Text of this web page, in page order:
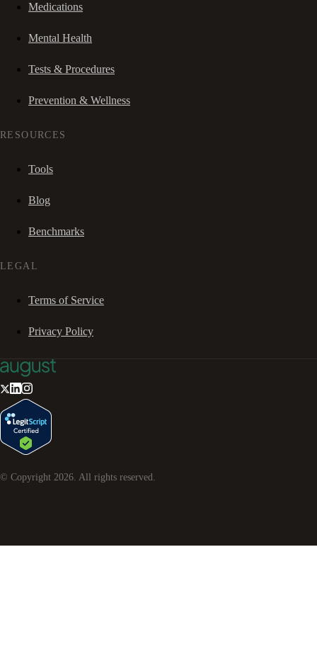
Medications
Mental Health
Tests & Procedures
Prevention & Wellness
RESOURCES
Tools
Blog
Benchmarks
LEGAL
Terms of Service
Privacy Policy
© Copyright 2026 . All rights reserved.